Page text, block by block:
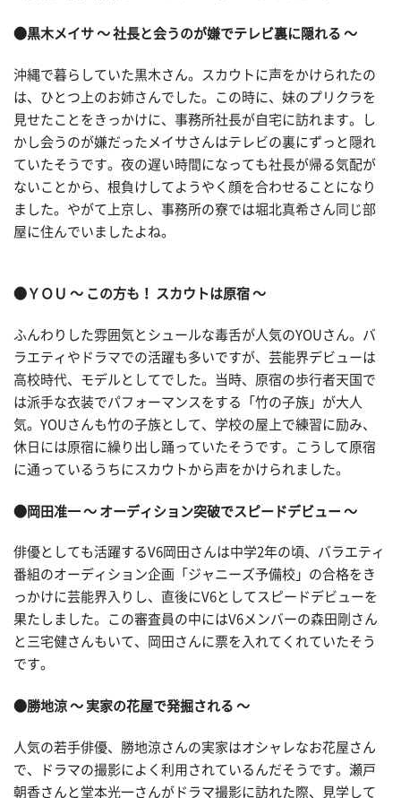
●黒木メイサ ～ 社長と会うのが嫌でテレビ裏に隠れる ～
沖縄で暮らしていた黒木さん。スカウトに声をかけられたの
は、ひとつ上のお姉さんでした。この時に、妹のプリクラを
見せたことをきっかけに、事務所社長が自宅に訪れます。し
かし会うのが嫌だったメイサさんはテレビの裏にずっと隠れ
ていたそうです。夜の遅い時間になっても社長が帰る気配が
ないことから、根負けしてようやく顔を合わせることになり
ました。やがて上京し、事務所の寮では堀北真希さん同じ部
屋に住んでいましたよね。
●ＹＯＵ ～ この方も！ スカウトは原宿 ～
ふんわりした雰囲気とシュールな毒舌が人気のYOUさん。バ
ラエティやドラマでの活躍も多いですが、芸能界デビューは
高校時代、モデルとしてでした。当時、原宿の歩行者天国で
は派手な衣装でパフォーマンスをする「竹の子族」が大人
気。YOUさんも竹の子族として、学校の屋上で練習に励み、
休日には原宿に繰り出し踊っていたそうです。こうして原宿
に通っているうちにスカウトから声をかけられました。
●岡田准一 ～ オーディション突破でスピードデビュー ～
俳優としても活躍するV6岡田さんは中学2年の頃、バラエティ
番組のオーディション企画「ジャニーズ予備校」の合格をき
っかけに芸能界入りし、直後にV6としてスピードデビューを
果たしました。この審査員の中にはV6メンバーの森田剛さん
と三宅健さんもいて、岡田さんに票を入れてくれていたそう
です。
●勝地涼 ～ 実家の花屋で発掘される ～
人気の若手俳優、勝地涼さんの実家はオシャレなお花屋さん
で、ドラマの撮影によく利用されているんだそうです。瀬戸
朝香さんと堂本光一さんがドラマ撮影に訪れた際、見学して